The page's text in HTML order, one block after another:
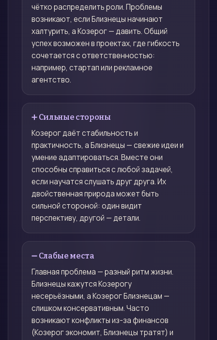
чётко распределить роли. Проблемы
возникают, если Близнецы начинают
халтурить, а Козерог — давить. Общий
успех возможен в проектах, где гибкость
сочетается с ответственностью:
например, стартап или рекламное
агентство.
➕ Сильные стороны
Козерог даёт стабильность и
практичность, а Близнецы — свежие идеи и
умение адаптироваться. Вместе они
способны справиться с любой задачей,
если научатся слушать друг друга. Их
двойственная природа может быть
сильной стороной: один видит
перспективу, другой — детали.
➖ Слабые места
Главная проблема — разный ритм жизни.
Близнецы кажутся Козерогу
несерьёзными, а Козерог Близнецам —
слишком консервативным. Часто
возникают конфликты из-за финансов
(Козерог экономит, Близнецы тратят) и